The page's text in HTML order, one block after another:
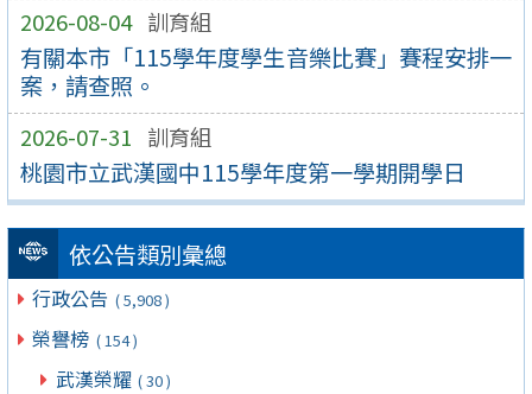
2026-08-04 訓育組
有關本市「115學年度學生音樂比賽」賽程安排一
案，請查照。
2026-07-31 訓育組
桃園市立武漢國中115學年度第一學期開學日
依公告類別彙總
行政公告 ( 5,908 )
榮譽榜 ( 154 )
武漢榮耀 ( 30 )